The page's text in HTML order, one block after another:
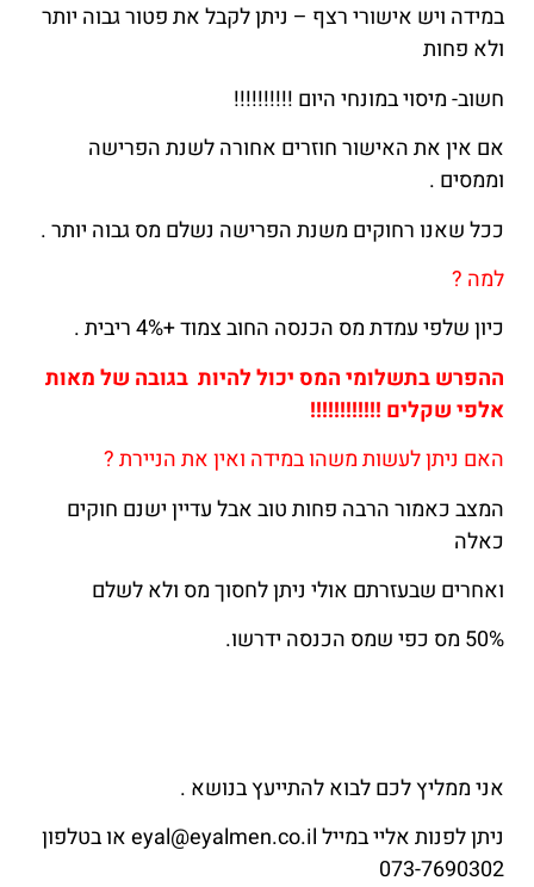
במידה ויש אישורי רצף – ניתן לקבל את פטור גבוה יותר
ולא פחות
חשוב- מיסוי במונחי היום !!!!!!!!!!
אם אין את האישור חוזרים אחורה לשנת הפרישה
וממסים .
ככל שאנו רחוקים משנת הפרישה נשלם מס גבוה יותר .
למה ?
כיון שלפי עמדת מס הכנסה החוב צמוד +4% ריבית .
ההפרש בתשלומי המס יכול להיות בגובה של מאות
אלפי שקלים !!!!!!!!!!!!
האם ניתן לעשות משהו במידה ואין את הניירת ?
המצב כאמור הרבה פחות טוב אבל עדיין ישנם חוקים
כאלה
ואחרים שבעזרתם אולי ניתן לחסוך מס ולא לשלם
50% מס כפי שמס הכנסה ידרשו.
אני ממליץ לכם לבוא להתייעץ בנושא .
ניתן לפנות אליי במייל eyal@eyalmen.co.il או בטלפון
073-7690302